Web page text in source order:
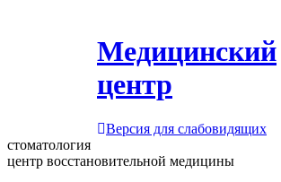
Медицинский
центр
Версия для слабовидящих
стоматология
центр восстановительной медицины